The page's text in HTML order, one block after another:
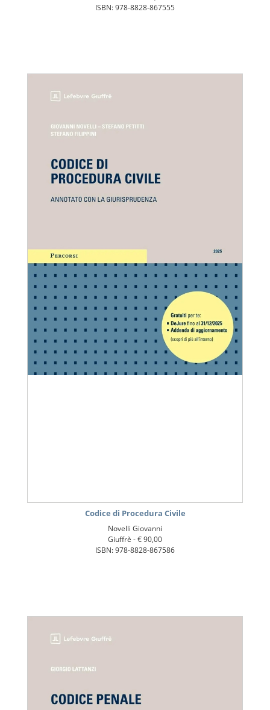
ISBN: 978-8828-867555
Codice di Procedura Civile
Novelli Giovanni
Giuffrè -€ 90,00
ISBN: 978-8828-867586